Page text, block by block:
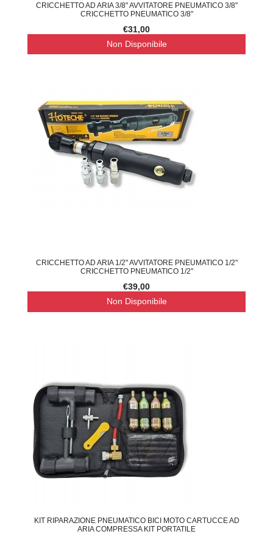
CRICCHETTO AD ARIA 3/8" AVVITATORE PNEUMATICO 3/8"
CRICCHETTO PNEUMATICO 3/8"
€31,00
Non Disponibile
CRICCHETTO AD ARIA 1/2" AVVITATORE PNEUMATICO 1/2"
CRICCHETTO PNEUMATICO 1/2"
€39,00
Non Disponibile
KIT RIPARAZIONE PNEUMATICO BICI MOTO CARTUCCE AD
ARIA COMPRESSA KIT PORTATILE